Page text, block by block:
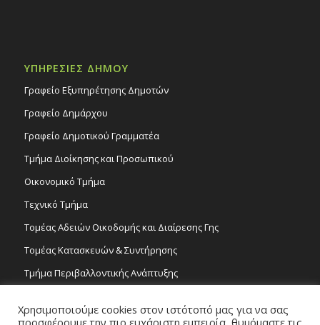
ΥΠΗΡΕΣΙΕΣ ΔΗΜΟΥ
Γραφείο Εξυπηρέτησης Δημοτών
Γραφείο Δημάρχου
Γραφείο Δημοτικού Γραμματέα
Τμήμα Διοίκησης και Προσωπικού
Οικονομικό Τμήμα
Τεχνικό Τμήμα
Τομέας Αδειών Οικοδομής και Διαίρεσης Γης
Τομέας Κατασκευών & Συντήρησης
Τμήμα Περιβαλλοντικής Ανάπτυξης
Τομέας Γραμμάτων και Τεχνών
Χρησιμοποιούμε cookies στον ιστότοπό μας για να σας
προσφέρουμε την πιο ευχάριστη εμπειρία, θυμόμαστε τις